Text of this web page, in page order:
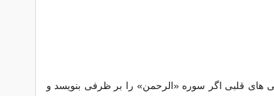
های قلبی اگر سوره «الرحمن» را بر ظرفی بنویسد و